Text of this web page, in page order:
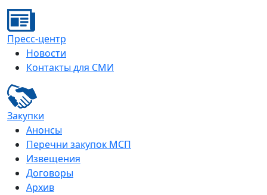
Пресс-центр
Новости
Контакты для СМИ
Закупки
Анонсы
Перечни закупок МСП
Извещения
Договоры
Архив